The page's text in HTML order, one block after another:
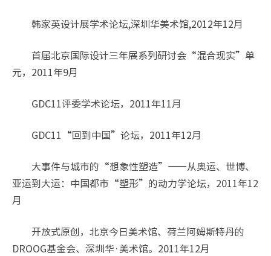
韩家英设计展学术论坛,深圳华美术馆,2012年12月
首届北京国际设计三年展系列研讨会“混合现实”单
元，2011年9月
GDC11评委学术论坛，2011年11月
GDC11“回到中国”论坛，2011年12月
大事件与城市的“想象性塑造”——从奥运、世博、
亚运到大运：中国都市“塑形”的动力学论坛，2011年12
月
开放式原创，北京今日美术馆、荷兰阿姆斯特丹的
DROOG基金会、深圳华·美术馆。2011年12月